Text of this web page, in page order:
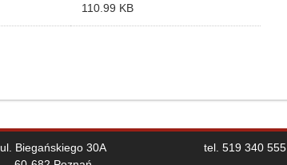
110.99 KB
ul. Biegańskiego 30A
tel. 519 340 555